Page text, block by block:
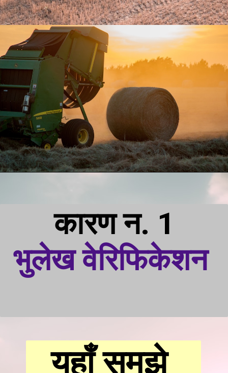
कारण न. 1
भुलेख वेरिफिकेशन
यहाँ समझे